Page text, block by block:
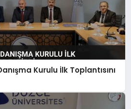
Kurulu İlk Toplantısını